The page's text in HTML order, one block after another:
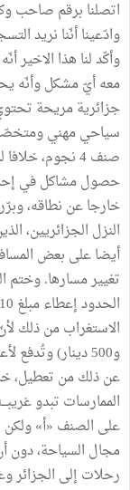
وادّعينا أنّنا نريد
معه أيّ مشكل وأنّه
جزائرية مريحة
سياحي مهني
صنف 4 نجوم،
حصول مشاكل في
خارجا عن نطاقه،
النزل الجزائريين،
أيضا على بعض
تغيير مسارها. وختم
و500 دينار)
عن ذلك من تعطيل،
الممارسات تبدو
على الصنف «أ»
مجال السياحة،
رحلات إلى الجزائر